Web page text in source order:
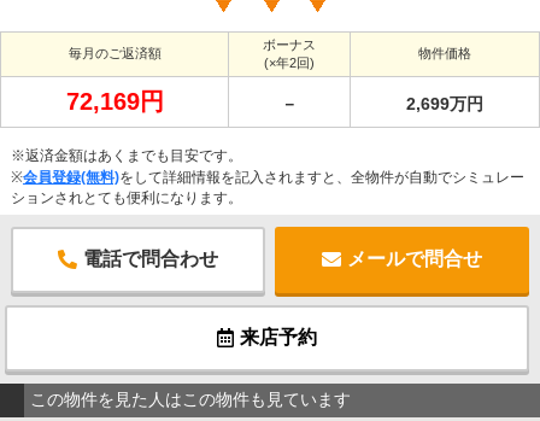
毎月のご返済額
ボーナス
(×年2回)
物件価格
72,169円 － 2,699万円
※返済金額はあくまでも目安です。
※会員登録(無料)をして詳細情報を記入されますと、全物件が自動でシミュレー
ションされとても便利になります。
電話で問合わせ メールで問合せ
来店予約
この物件を見た人はこの物件も見ています